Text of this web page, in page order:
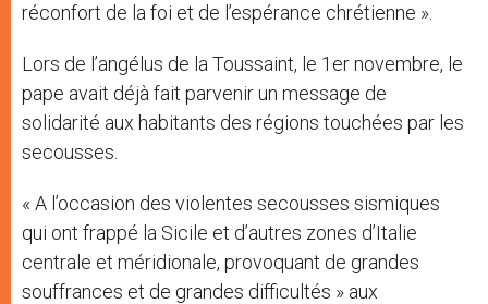
réconfort de la foi et de l’espérance chrétienne ».
Lors de l’angélus de la Toussaint, le 1er novembre, le
pape avait déjà fait parvenir un message de
solidarité aux habitants des régions touchées par les
secousses.
« A l’occasion des violentes secousses sismiques
qui ont frappé la Sicile et d’autres zones d’Italie
centrale et méridionale, provoquant de grandes
souffrances et de grandes difficultés » aux